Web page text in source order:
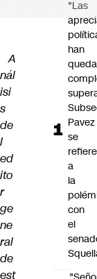
A
nál
isi
s
de
l
ed
ito
r
ge
ne
ral
de
est
"Las
han
Pavez
se
refiere
a
la
con
el